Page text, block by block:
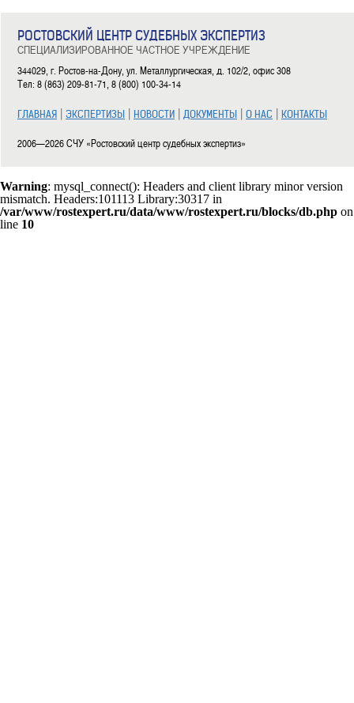
РОСТОВСКИЙ ЦЕНТР СУДЕБНЫХ ЭКСПЕРТИЗ
СПЕЦИАЛИЗИРОВАННОЕ ЧАСТНОЕ УЧРЕЖДЕНИЕ
344029, г. Ростов-на-Дону, ул. Металлургическая, д. 102/2, офис 308
Тел: 8 (863) 209-81-71, 8 (800) 100-34-14
ГЛАВНАЯ | ЭКСПЕРТИЗЫ | НОВОСТИ | ДОКУМЕНТЫ | О НАС | КОНТАКТЫ
2006—2026 СЧУ «Ростовский центр судебных экспертиз»
Warning: mysql_connect(): Headers and client library minor version
mismatch. Headers:101113 Library:30317 in
/var/www/rostexpert.ru/data/www/rostexpert.ru/blocks/db.php on
line 10